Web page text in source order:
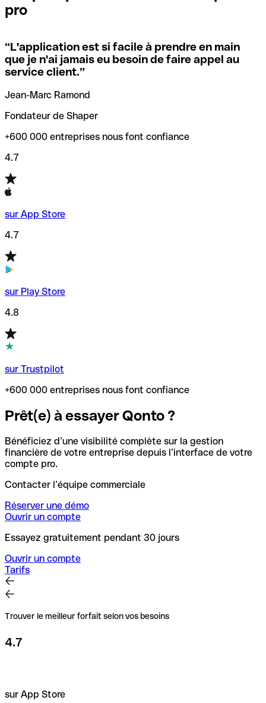
locales.
Si vous n'êtes pas sûr du code SWIFT que vous devriez
utiliser, nous avons développé un outil de recherche de
codes SWIFT par nom de banque.
vérification/recherche de codes SWIFT. Ainsi, vous pouvez
trouver et vérifier vos codes SWIFT avant de réaliser vos
transferts d’argent.
pro
“L'application est si facile à prendre en main
que je n'ai jamais eu besoin de faire appel au
service client.”
Jean-Marc Ramond
Fondateur de Shaper
+600 000 entreprises nous font confiance
4.7
sur App Store
4.7
sur Play Store
4.8
sur Trustpilot
+600 000 entreprises nous font confiance
Prêt(e) à essayer Qonto ?
Bénéficiez d’une visibilité complète sur la gestion
financière de votre entreprise depuis l’interface de votre
compte pro.
Contacter l’équipe commerciale
Réserver une démo
Ouvrir un compte
Essayez gratuitement pendant 30 jours
Ouvrir un compte
Tarifs
Trouver le meilleur forfait selon vos besoins
4.7
sur App Store